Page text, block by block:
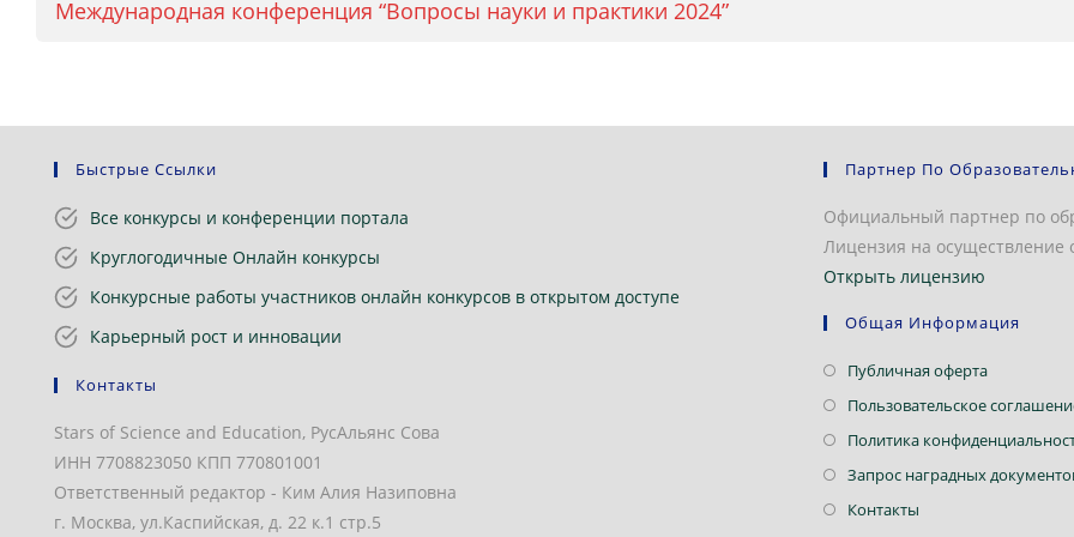
Международная конференция “Вопросы науки и практики 2024”
Быстрые Ссылки
Все конкурсы и конференции портала
Круглогодичные Онлайн конкурсы
Конкурсные работы участников онлайн конкурсов в открытом доступе
Карьерный рост и инновации
Контакты
Stars of Science and Education, РусАльянс Сова
ИНН 7708823050 КПП 770801001
Ответственный редактор - Ким Алия Назиповна
г. Москва, ул.Каспийская, д. 22 к.1 стр.5
Партнер По
Официальный партнер по
Лицензия на осуществление
Открыть лицензию
Общая Информация
Публичная офертаОткроется
в
Пользовательское
Политика
Запрос наградных
Контакты